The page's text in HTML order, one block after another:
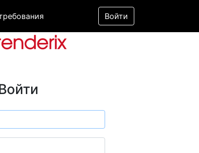
Войти